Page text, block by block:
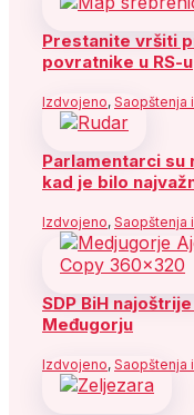
Prestanite vršiti
povratnike u RS-u
Izdvojeno, Saopštenja
Parlamentarci su
kad je bilo
Izdvojeno, Saopštenja
SDP BiH
Međugorju
Izdvojeno, Saopštenja